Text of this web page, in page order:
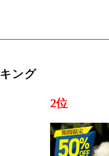
2026/04/22
本・雑誌
グ：28位
ング
2位